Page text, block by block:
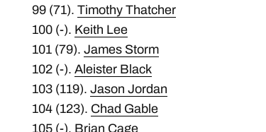
99 (71).Timothy Thatcher
100 (-). Keith Lee
101 (79).James Storm
102 (-).Aleister Black
103 (119).Jason Jordan
104 (123). Chad Gable
105 (-). Brian Cage